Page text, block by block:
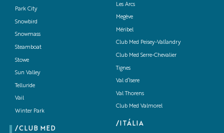
Park City
Snowbird
Snowmass
Steamboat
Stowe
Sun Valley
Telluride
Vail
Winter Park
/CLUB MED
Les Arcs
Megève
Méribel
Club Med Peisey-Vallandry
Club Med Serre-Chevalier
Tignes
Val d’Isere
Val Thorens
Club Med Valmorel
/ITÁLIA